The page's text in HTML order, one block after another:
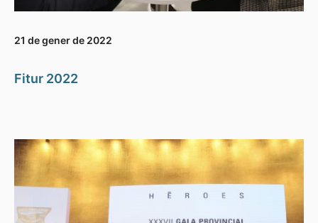
21 de gener de 2022
Fitur 2022